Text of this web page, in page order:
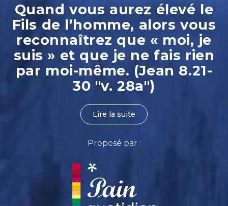
Quand vous aurez élevé le
Fils de l’homme, alors vous
reconnaîtrez que « moi, je
suis » et que je ne fais rien
par moi-même. (Jean 8.21-
30 "v. 28a")
Lire la suite
Proposé par :